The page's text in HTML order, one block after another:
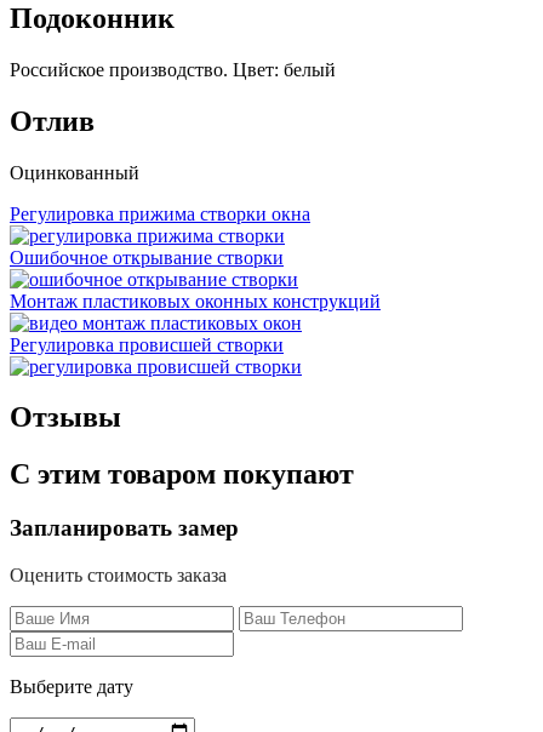
Подоконник
Российское производство. Цвет: белый
Отлив
Оцинкованный
Регулировка прижима створки окна
Ошибочное открывание створки
Монтаж пластиковых оконных конструкций
Регулировка провисшей створки
Отзывы
С этим товаром покупают
Запланировать замер
Оценить стоимость заказа
Выберите дату